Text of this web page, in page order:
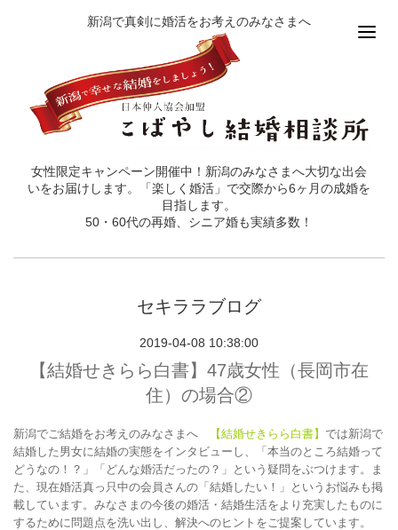
新潟で真剣に婚活をお考えのみなさまへ
女性限定キャンペーン開催中！新潟のみなさまへ大切な出会
いをお届けします。「楽しく婚活」で交際から6ヶ月の成婚を
目指します。
50・60代の再婚、シニア婚も実績多数！
セキララブログ
2019-04-08 10:38:00
【結婚せきらら白書】47歳女性（長岡市在
住）の場合②
新潟でご結婚をお考えのみなさまへ 【結婚せきらら白書】 では新潟で
結婚した男女に結婚の実態をインタビューし、「本当のところ結婚って
どうなの！？」「どんな婚活だったの？」という疑問をぶつけます。ま
た、現在婚活真っ只中の会員さんの「結婚したい！」というお悩みも掲
載しています。みなさまの今後の婚活・結婚生活をより充実したものに
するために問題点を洗い出し、解決へのヒントをご提案しています。